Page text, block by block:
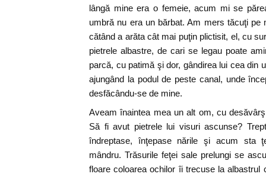
lângă mine era o femeie, acum mi se
umbră nu era un bărbat. Am mers tăcuţi pe
cătând a arăta cât mai puţin plictisit, el, cu
pietrele albastre, de cari se legau poate
parcă, cu patimă şi dor, gândirea lui cea
ajungând la podul de peste canal, unde
desfăcându-se de mine.
Aveam înaintea mea un alt om, cu
Să fi avut pietrele lui visuri ascunse?
îndreptase, înţepase nările şi acum sta
mândru. Trăsurile feţei sale prelungi se
floare coloarea ochilor îi trecuse la albastrul